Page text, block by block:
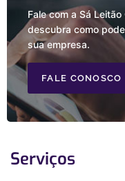
Fale com a Sá
descubra como
sua empresa.
FALE CONOSCO
Serviços